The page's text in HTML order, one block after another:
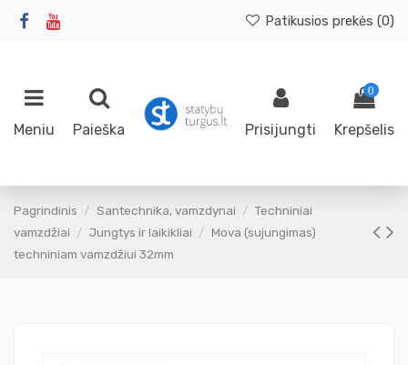
Patikusios prekės (0)
Meniu Paieška Prisijungti
0
Krepšelis
Pagrindinis Santechnika, vamzdynai
Techniniai
vamzdžiai
Jungtys ir laikikliai
Mova (sujungimas)
techniniam vamzdžiui 32mm